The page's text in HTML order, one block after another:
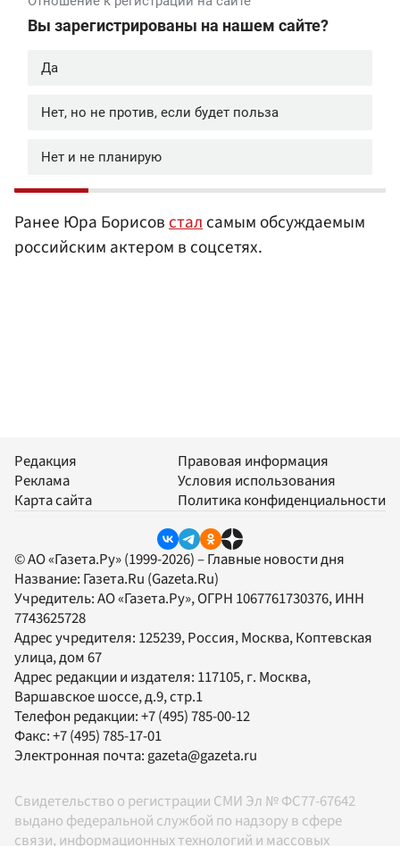
Ранее Юра Борисовсталсамым обсуждаемым
российским актером в соцсетях.
Редакция
Реклама
Карта сайта
Правовая информация
Условия использования
Политика конфиденциальности
© АО «Газета.Ру» (1999-2026) – Главные новости дня
Название: Газета.Ru (Gazeta.Ru)
Учредитель:АО «Газета.Ру», ОГРН 1067761730376, ИНН
7743625728
Адрес учредителя: 125239, Россия, Москва, Коптевская
улица, дом 67
Адрес редакции и издателя: 117105, г. Москва,
Варшавское шоссе, д.9, стр.1
Телефон редакции:+7 (495) 785-00-12
Факс:+7 (495) 785-17-01
Электронная почта: gazeta@gazeta.ru
Свидетельство о регистрации СМИ Эл № ФС77-67642
выдано федеральной службой по надзору в сфере
связи, информационных технологий и массовых